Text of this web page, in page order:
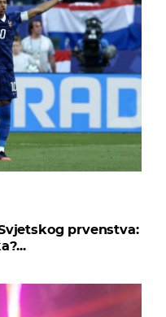
prvenstva: